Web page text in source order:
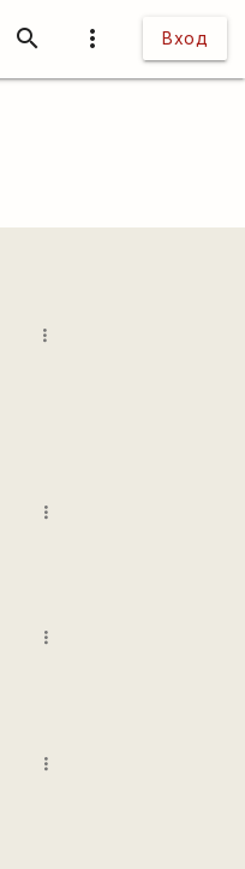
more_vert Вход
search
more_vert
more_vert
more_vert
more_vert